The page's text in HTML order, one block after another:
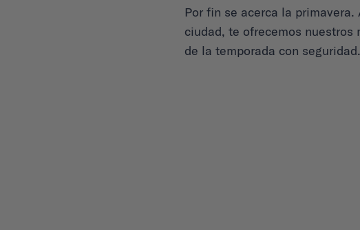
Por fin se acerca la
ciudad, te ofrecemos
de la temporada con seguridad.